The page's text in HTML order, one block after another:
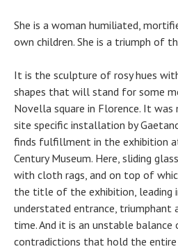
She is a woman humiliated,
own children. She is a triumph of
It is the sculpture of rosy hues
shapes that will stand for some
Novella square in Florence. It was
site specific installation by
finds fulfillment in the exhibition
Century Museum. Here, sliding
with cloth rags, and on top of
the title of the exhibition, leading
understated entrance, triumphant
time. And it is an unstable
contradictions that hold the